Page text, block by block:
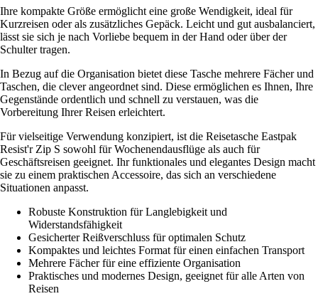
Ihre kompakte Größe ermöglicht eine große Wendigkeit, ideal für
Kurzreisen oder als zusätzliches Gepäck. Leicht und gut ausbalanciert,
lässt sie sich je nach Vorliebe bequem in der Hand oder über der
Schulter tragen.
In Bezug auf die Organisation bietet diese Tasche mehrere Fächer und
Taschen, die clever angeordnet sind. Diese ermöglichen es Ihnen, Ihre
Gegenstände ordentlich und schnell zu verstauen, was die
Vorbereitung Ihrer Reisen erleichtert.
Für vielseitige Verwendung konzipiert, ist die Reisetasche Eastpak
Resist'r Zip S sowohl für Wochenendausflüge als auch für
Geschäftsreisen geeignet. Ihr funktionales und elegantes Design macht
sie zu einem praktischen Accessoire, das sich an verschiedene
Situationen anpasst.
Robuste Konstruktion für Langlebigkeit und
Widerstandsfähigkeit
Gesicherter Reißverschluss für optimalen Schutz
Kompaktes und leichtes Format für einen einfachen Transport
Mehrere Fächer für eine effiziente Organisation
Praktisches und modernes Design, geeignet für alle Arten von
Reisen